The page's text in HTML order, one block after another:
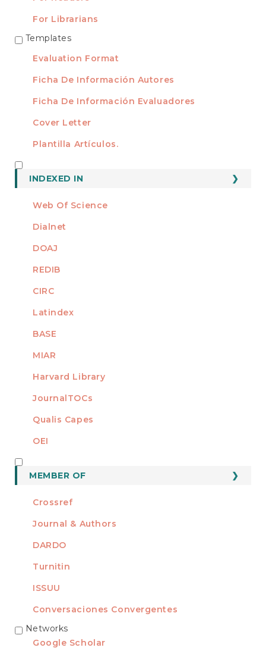
For Librarians
TEMPLATES
Templates
Evaluation Format
Ficha De Información Autores
Ficha De Información Evaluadores
Cover Letter
Plantilla Artículos.
INDEXED IN
Web Of Science
Dialnet
DOAJ
REDIB
CIRC
Latindex
BASE
MIAR
Harvard Library
JournalTOCs
Qualis Capes
OEI
MEMBER OF
Crossref
Journal & Authors
DARDO
Turnitin
ISSUU
Conversaciones Convergentes
REDES
Networks
Google Scholar